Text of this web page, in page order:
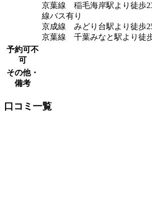
京葉線 稲毛海岸駅より徒歩
線バス有り
京成線 みどり台駅より徒歩25
京葉線 千葉みなと駅より徒歩
予約可不
可
その他・
備考
口コミ一覧